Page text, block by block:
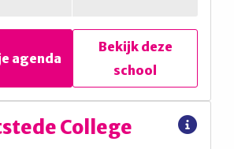
Zet in je agenda
agenda
Bekijk deze
school
Vechtstede College
College